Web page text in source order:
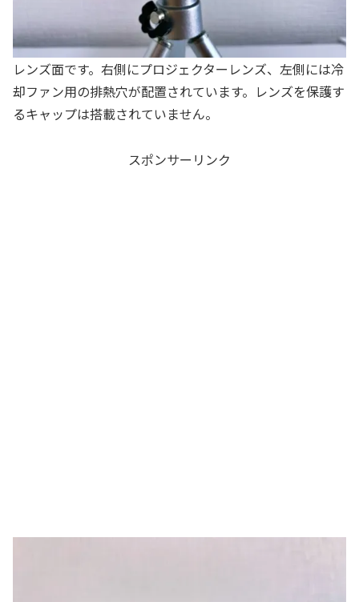
レンズ面です。右側にプロジェクターレンズ、左側には冷
却ファン用の排熱穴が配置されています。レンズを保護す
るキャップは搭載されていません。
スポンサーリンク